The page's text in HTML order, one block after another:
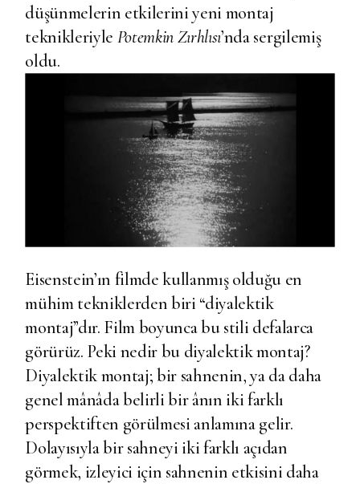
düşünmelerin etkilerini yeni montaj
teknikleriyle Potemkin Zırhlısı’nda sergilemiş
oldu.
Eisenstein’ın filmde kullanmış olduğu en
mühim tekniklerden biri “diyalektik
montaj”dır. Film boyunca bu stili defalarca
görürüz. Peki nedir bu diyalektik montaj?
Diyalektik montaj; bir sahnenin, ya da daha
genel mânâda belirli bir ânın iki farklı
perspektiften görülmesi anlamına gelir.
Dolayısıyla bir sahneyi iki farklı açıdan
görmek, izleyici için sahnenin etkisini daha